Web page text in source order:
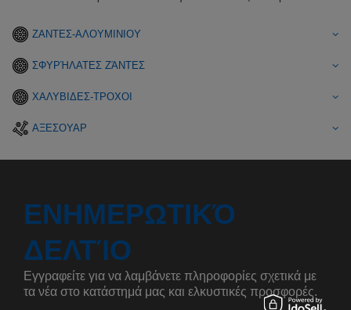
ΖΑΝΤΕΣ-ΑΛΟΥΜΙΝΙΟΥ
ΣΦΥΡΉΛΑΤΕΣ ΖΆΝΤΕΣ
ΧΑΛΥΒΙΔΕΣ-ΤΡΟΧΟΙ
ΑΞΕΣΟΥΑΡ
ΕΝΗΜΕΡΩΤΙΚΌ
ΔΕΛΤΊΟ
Εγγραφείτε για να λαμβάνετε πληροφορίες σχετικά με
τα νέα στο κατάστημά μας και ελκυστικές προσφορές.